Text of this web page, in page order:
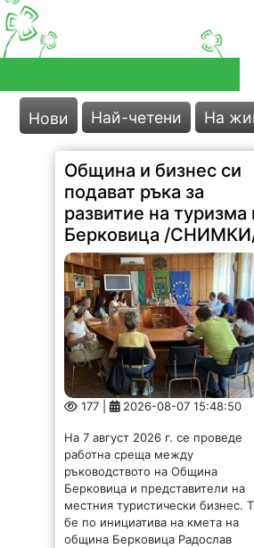
Нови Най-четени На
Община и бизнес си
подават ръка за
развитие на туризма
Берковица /
177 | 2026-08-07 15:48:50
На 7 август 2026 г. се проведе
работна среща между
ръководството на Община
Берковица и представители на
местния туристически бизнес.
бе по инициатива на кмета на
община Берковица Радослав